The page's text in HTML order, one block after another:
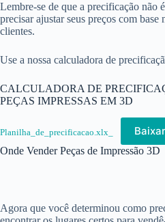
Lembre-se de que a precificação não
precisar ajustar seus preços com
clientes.
Use a nossa calculadora de
CALCULADORA DE
PEÇAS IMPRESSAS EM 3D
Planilha_de_precificacao.xlx_ Baixar
Onde Vender Peças de Impressão 3D
Agora que você determinou como